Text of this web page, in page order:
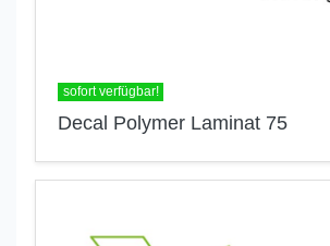
sofort verfügbar!
Decal Polymer Laminat 75